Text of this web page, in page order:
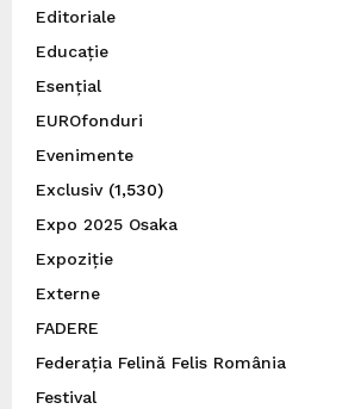
Editoriale
Educație
Esențial
EUROfonduri
Evenimente
Exclusiv(1,530)
Expo 2025 Osaka
Expoziție
Externe
FADERE
Federația Felină Felis România
Festival